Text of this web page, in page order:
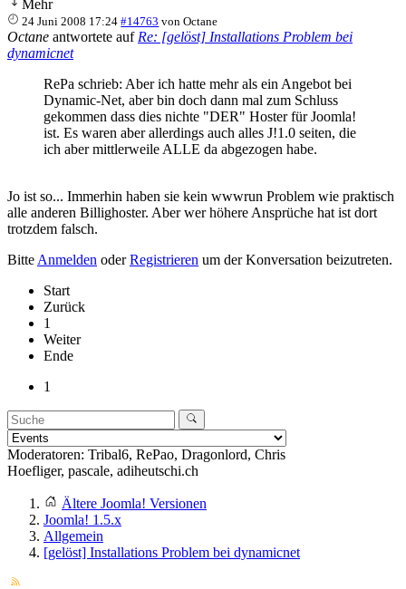
Mehr
24 Juni 2008 17:24 #14763 vonOctane
Octane antwortete auf Re: [gelöst] Installations Problem bei
dynamicnet
RePa schrieb: Aber ich hatte mehr als ein Angebot bei
Dynamic-Net, aber bin doch dann mal zum Schluss
gekommen dass dies nichte "DER" Hoster für Joomla!
ist. Es waren aber allerdings auch alles J!1.0 seiten, die
ich aber mittlerweile ALLE da abgezogen habe.
Jo ist so... Immerhin haben sie kein wwwrun Problem wie praktisch
alle anderen Billighoster. Aber wer höhere Ansprüche hat ist dort
trotzdem falsch.
Bitte Anmelden oderRegistrieren um der Konversation beizutreten.
Start
Zurück
1
Weiter
Ende
1
Moderatoren: Tribal6, RePao, Dragonlord, Chris
Hoefliger, pascale, adiheutschi.ch
Ältere Joomla! Versionen
Joomla! 1.5.x
Allgemein
[gelöst] Installations Problem bei dynamicnet